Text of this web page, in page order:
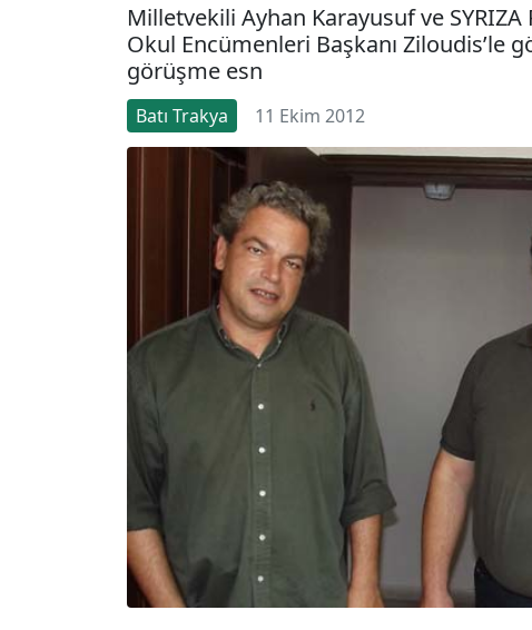
Milletvekili Ayhan Karayusuf ve
Okul Encümenleri Başkanı Ziloudis’le
görüşme esn
Batı Trakya 11 Ekim 2012